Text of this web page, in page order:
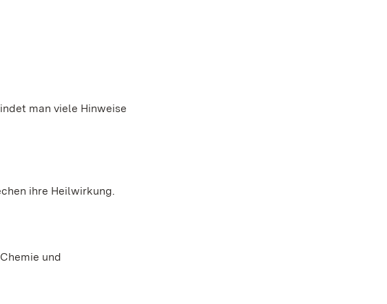
man viele Hinweise
ihre Heilwirkung.
und